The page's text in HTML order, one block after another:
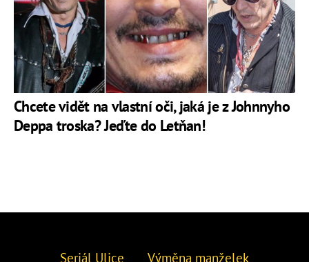
Chcete vidět na vlastní oči, jaká je z Johnnyho
Deppa troska? Jeďte do Letňan!
Seriál Ulice Výměna manželek